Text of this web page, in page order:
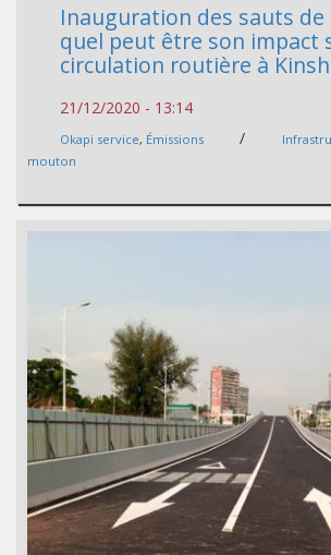
Inauguration des sauts
quel peut être son impact
circulation routière à
21/12/2020 - 13:14
Okapi service, Émissions /
mouton